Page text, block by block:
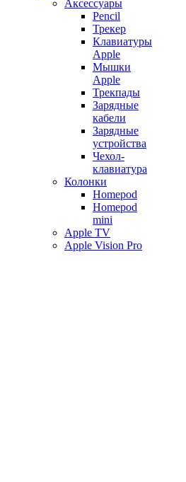
Аксессуары
Pencil
Трекер
Клавиатуры
Apple
Мышки
Apple
Трекпады
Зарядные
кабели
Зарядные
устройства
Чехол-
клавиатура
Колонки
Homepod
Homepod
mini
Apple TV
Apple Vision Pro